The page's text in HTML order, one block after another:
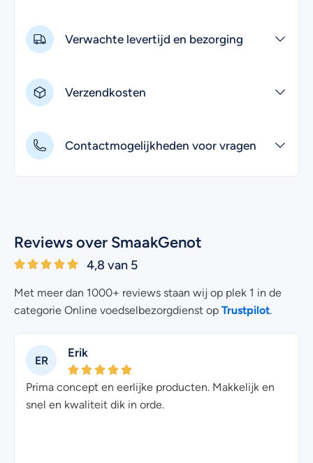
Verwachte levertijd en bezorging
Verzendkosten
Contactmogelijkheden voor vragen
Reviews over SmaakGenot
4,8 van 5
Met meer dan 1000+ reviews staan wij op plek 1 in de
categorie Online voedselbezorgdienst op Trustpilot
ER
Erik
Prima concept en eerlijke producten. Makkelijk en
snel en kwaliteit dik in orde.